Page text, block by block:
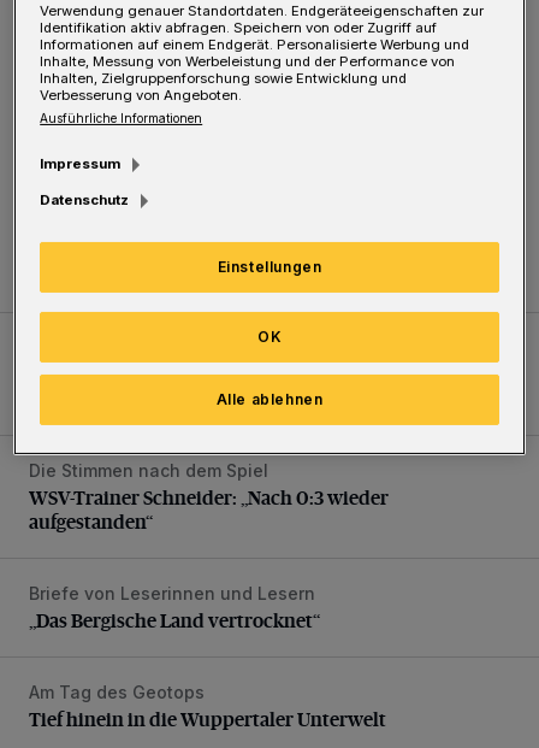
Kommentar zur Situation am Elberfelder Wall
Ein Unzustand und Skandal
Fußball-NR-Pokal: 7:6 (0:2/3:3) n.E. gegen Schonnebeck
Trinkpause, 0:3, 3:3, Rot – WSV-Triumph nach
WSV-Trainer Schneider: „Nach 0:3 wieder aufgestanden“
Die Stimmen nach dem Spiel
WSV-Trainer Schneider: „Nach 0:3 wieder
aufgestanden“
„Das Bergische Land vertrocknet“
Briefe von Leserinnen und Lesern
„Das Bergische Land vertrocknet“
Tief hinein in die Wuppertaler Unterwelt
Am Tag des Geotops
Tief hinein in die Wuppertaler Unterwelt
Verwendung genauer Standortdaten. Endgeräteeigenschaften zur
Identifikation aktiv abfragen. Speichern von oder Zugriff auf
Informationen auf einem Endgerät. Personalisierte Werbung und
Inhalte, Messung von Werbeleistung und der Performance von
Inhalten, Zielgruppenforschung sowie Entwicklung und
Verbesserung von Angeboten.
Ausführliche Informationen
Impressum
Datenschutz
Einstellungen
Alle ablehnen
OK